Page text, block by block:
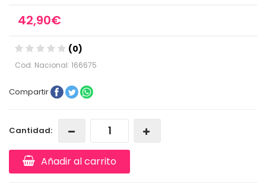
42,90€
(0)
Cod. Nacional: 166675
Compartir
Cantidad:
Añadir al carrito